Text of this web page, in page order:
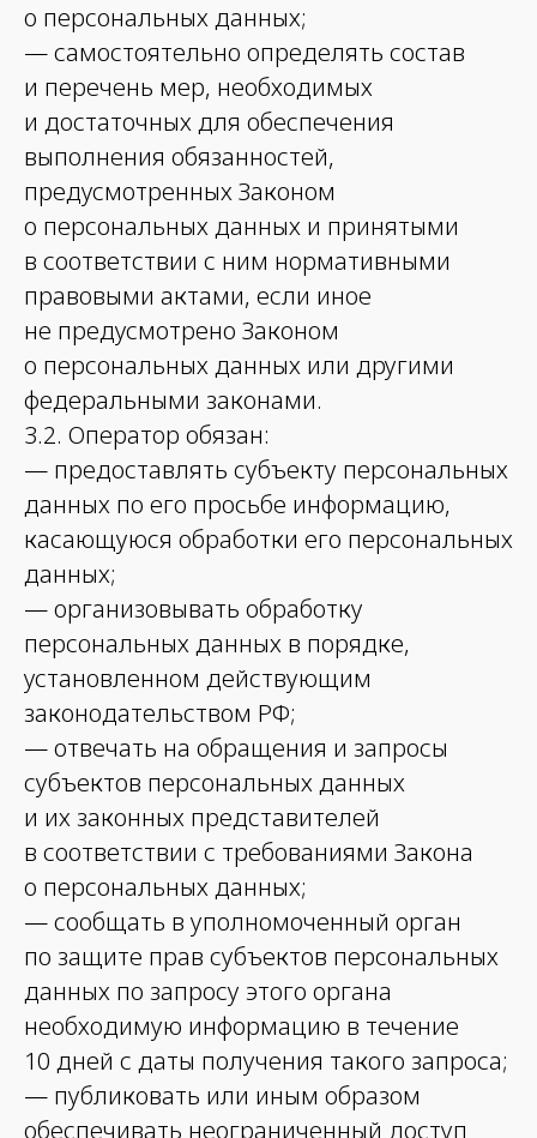
о персональных данных;
— самостоятельно определять состав
и перечень мер, необходимых
и достаточных для обеспечения
выполнения обязанностей,
предусмотренных Законом
о персональных данных и принятыми
в соответствии с ним нормативными
правовыми актами, если иное
не предусмотрено Законом
о персональных данных или другими
федеральными законами.
3.2. Оператор обязан:
— предоставлять субъекту персональных
данных по его просьбе информацию,
касающуюся обработки его персональных
данных;
— организовывать обработку
персональных данных в порядке,
установленном действующим
законодательством РФ;
— отвечать на обращения и запросы
субъектов персональных данных
и их законных представителей
в соответствии с требованиями Закона
о персональных данных;
— сообщать в уполномоченный орган
по защите прав субъектов персональных
данных по запросу этого органа
необходимую информацию в течение
10 дней с даты получения такого запроса;
— публиковать или иным образом
обеспечивать неограниченный доступ